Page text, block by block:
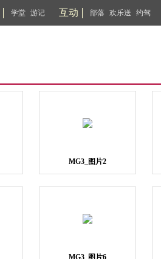
学堂 游记 互动 部落 欢乐送 约驾
MG3_图片2
MG3_图片6